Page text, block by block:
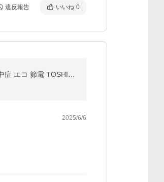
違反報告 いいね 0
2025/6/6